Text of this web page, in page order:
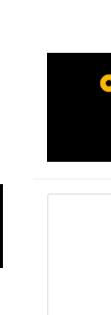
Barra
primaria